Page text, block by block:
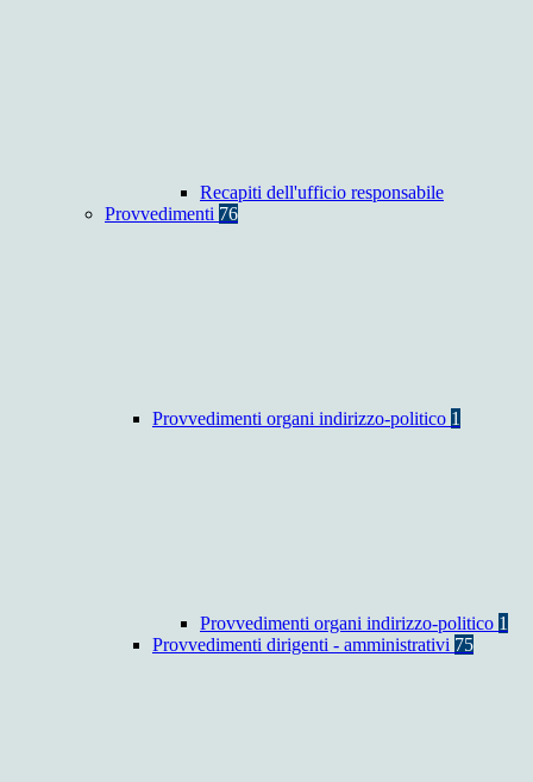
Recapiti dell'ufficio responsabile
Provvedimenti 76
Provvedimenti organi indirizzo-politico 1
Provvedimenti organi indirizzo-politico 1
Provvedimenti dirigenti - amministrativi 75